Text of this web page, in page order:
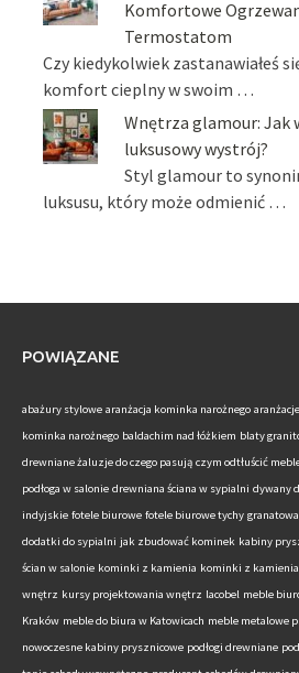
Komfortowe
Termostatom
Czy kiedykolwiek zastanawiałeś
komfort cieplny w swoim …
Wnętrza glamour: Jak
luksusowy wystrój?
Styl glamour to
luksusu, który może odmienić …
POWIĄZANE
abażury stylowe aranżacja kominka narożnego
kominka narożnego baldachim nad łóżkiem blaty
drewniane żaluzje do czego pasują czym odtłuścić
podłoga w salonie drewniana ściana w sypialni dywany
indyjskie fotele biurowe fotele biurowe tychy
dodatki do sypialni jak zbudować kominek kabiny
ścian w salonie kominki z kamienia kominki z
wnętrz kursy projektowania wnętrz lacobel meble
Kraków meble do biura w Katowicach meble metalowe
nowoczesne kabiny prysznicowe podłogi drewniane